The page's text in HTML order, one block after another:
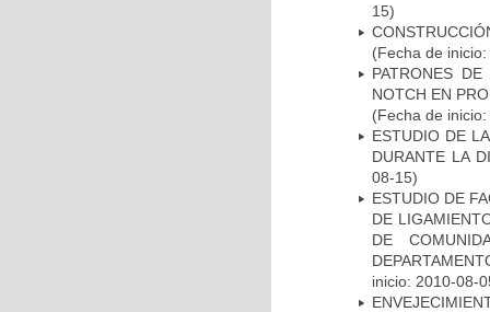
15)
(Fecha de
PATRONES
NOTCH EN
(Fecha de
ESTUDIO DE
DURANTE LA
08-15)
ESTUDIO DE
DE
DE
inicio: 2010-08-